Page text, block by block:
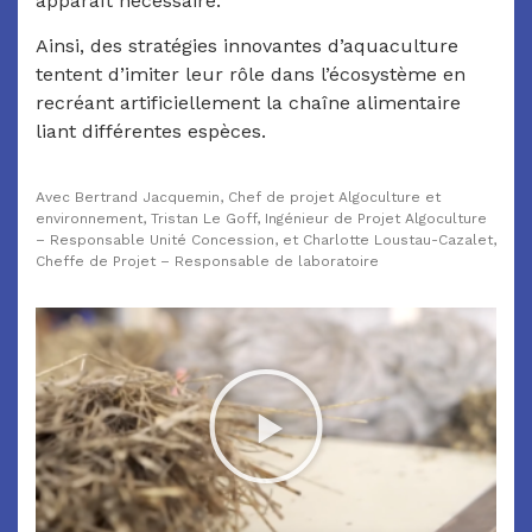
Ainsi, des stratégies innovantes d’aquaculture
tentent d’imiter leur rôle dans l’écosystème en
recréant artificiellement la chaîne alimentaire
liant différentes espèces.
Avec Bertrand Jacquemin, Chef de projet Algoculture et
environnement, Tristan Le Goff, Ingénieur de Projet Algoculture
– Responsable Unité Concession, et Charlotte Loustau-Cazalet,
Cheffe de Projet – Responsable de laboratoire